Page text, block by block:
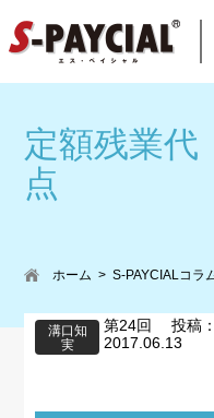
定額残業
点
ホーム S-PAYCIALコラ
溝口知
実
第24回 投稿：
2017.06.13